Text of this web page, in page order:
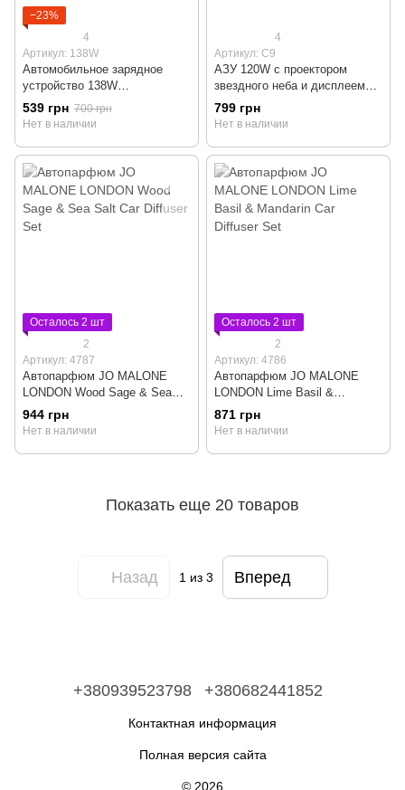
−23%
4
Артикул: 138W
Автомобильное зарядное
устройство 138W
ASOMETECH PD QC3.0 Quick
Charger
539 грн 700 грн
Нет в наличии
4
Артикул: C9
АЗУ 120W с проектором
звездного неба и дисплеем
Starry Sky C9 Type
C/Lightning/USB PD QC FCP
799 грн
Нет в наличии
Осталось 2 шт
2
Артикул: 4787
Автопарфюм JO MALONE
LONDON Wood Sage & Sea
Salt Car Diffuser Set
944 грн
Нет в наличии
Осталось 2 шт
2
Артикул: 4786
Автопарфюм JO MALONE
LONDON Lime Basil &
Mandarin Car Diffuser Set
871 грн
Нет в наличии
Показать еще 20 товаров
Назад 1из 3 Вперед
+380939523798 +380682441852
Контактная информация
Полная версия сайта
© 2026